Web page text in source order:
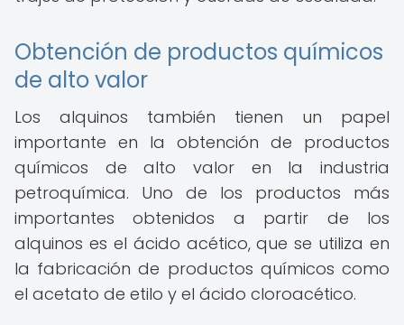
Obtención de productos químicos
de alto valor
Los alquinos también tienen un papel
importante en la obtención de productos
químicos de alto valor en la industria
petroquímica. Uno de los productos más
importantes obtenidos a partir de los
alquinos es el ácido acético, que se utiliza en
la fabricación de productos químicos como
el acetato de etilo y el ácido cloroacético.